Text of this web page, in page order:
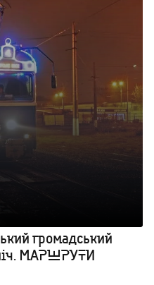
громадський
МАРШРУТИ